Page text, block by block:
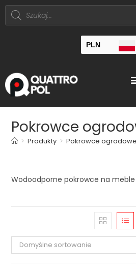
PLN
Pokrowce
> Produkty > Pokrowce ogrodowe
Wodoodporne pokrowce na
Domyślne sortowanie